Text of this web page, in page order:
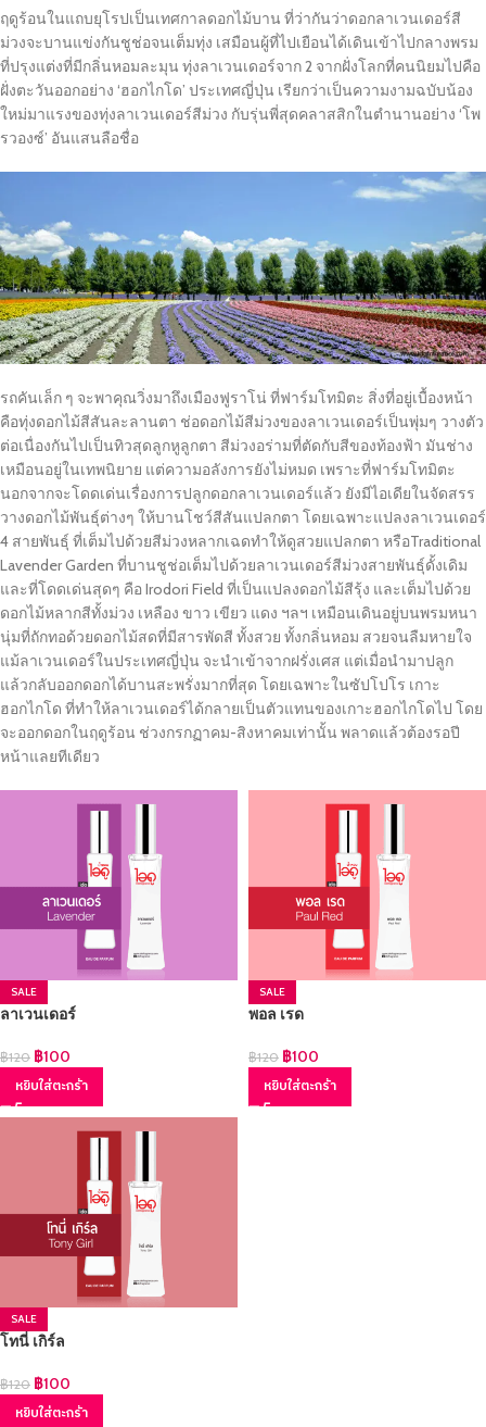
ฤดูร้อนในแถบยุโรปเป็นเทศกาลดอกไม้บาน ที่ว่ากันว่าดอกลาเวนเดอร์สี
ม่วงจะบานแข่งกันชูช่อจนเต็มทุ่ง เสมือนผู้ที่ไปเยือนได้เดินเข้าไปกลางพรม
ที่ปรุงแต่งที่มีกลิ่นหอมละมุน ทุ่งลาเวนเดอร์จาก 2 จากฝั่งโลกที่คนนิยมไปคือ
ฝั่งตะวันออกอย่าง ‘ฮอกไกโด’ ประเทศญี่ปุ่น เรียกว่าเป็นความงามฉบับน้อง
ใหม่มาแรงของทุ่งลาเวนเดอร์สีม่วง กับรุ่นพี่สุดคลาสสิกในตำนานอย่าง ‘โพ
รวองซ์’ อันแสนลือชื่อ
รถคันเล็ก ๆ จะพาคุณวิ่งมาถึงเมืองฟูราโน่ ที่ฟาร์มโทมิตะ สิ่งที่อยู่เบื้องหน้า
คือทุ่งดอกไม้สีสันละลานตา ช่อดอกไม้สีม่วงของลาเวนเดอร์เป็นพุ่มๆ วางตัว
ต่อเนื่องกันไปเป็นทิวสุดลูกหูลูกตา สีม่วงอร่ามที่ตัดกับสีของท้องฟ้า มันช่าง
เหมือนอยู่ในเทพนิยาย แต่ความอลังการยังไม่หมด เพราะที่ฟาร์มโทมิตะ
นอกจากจะโดดเด่นเรื่องการปลูกดอกลาเวนเดอร์แล้ว ยังมีไอเดียในจัดสรร
วางดอกไม้พันธุ์ต่างๆ ให้บานโชว์สีสันแปลกตา โดยเฉพาะแปลงลาเวนเดอร์
4 สายพันธุ์ ที่เต็มไปด้วยสีม่วงหลากเฉดทำให้ดูสวยแปลกตา หรือTraditional
Lavender Garden ที่บานชูช่อเต็มไปด้วยลาเวนเดอร์สีม่วงสายพันธุ์ดั้งเดิม
และที่โดดเด่นสุดๆ คือ Irodori Field ที่เป็นแปลงดอกไม้สีรุ้ง และเต็มไปด้วย
ดอกไม้หลากสีทั้งม่วง เหลือง ขาว เขียว แดง ฯลฯ เหมือนเดินอยู่บนพรมหนา
นุ่มที่ถักทอด้วยดอกไม้สดที่มีสารพัดสี ทั้งสวย ทั้งกลิ่นหอม สวยจนลืมหายใจ
แม้ลาเวนเดอร์ในประเทศญี่ปุ่น จะนำเข้าจากฝรั่งเศส แต่เมื่อนำมาปลูก
แล้วกลับออกดอกได้บานสะพรั่งมากที่สุด โดยเฉพาะในซัปโปโร เกาะ
ฮอกไกโด ที่ทำให้ลาเวนเดอร์ได้กลายเป็นตัวแทนของเกาะฮอกไกโดไป โดย
จะออกดอกในฤดูร้อน ช่วงกรกฏาคม-สิงหาคมเท่านั้น พลาดแล้วต้องรอปี
หน้าแลยทีเดียว
SALE
ลาเวนเดอร์
฿120 ฿100
หยิบใส่ตะกร้า
SALE
พอล เรด
฿120 ฿100
หยิบใส่ตะกร้า
SALE
โทนี่ เกิร์ล
฿120 ฿100
หยิบใส่ตะกร้า